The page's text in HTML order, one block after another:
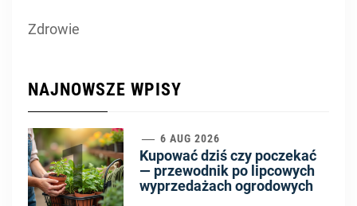
Zdrowie
NAJNOWSZE WPISY
1 6 AUG 2026
Kupować dziś czy poczekać
— przewodnik po lipcowych
wyprzedażach ogrodowych